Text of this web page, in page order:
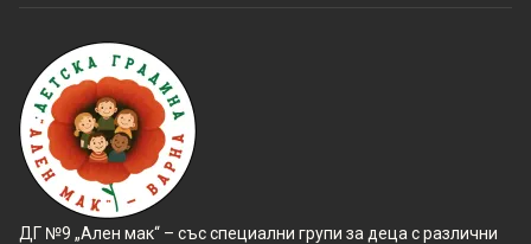
ДГ №9 „Ален мак“ – със специални групи за деца с различни